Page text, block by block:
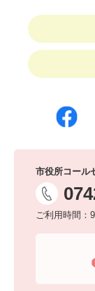
市役所コール
ご利用時間：